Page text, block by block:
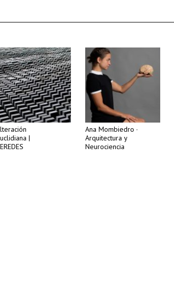
|
Ana Mombiedro ·
Arquitectura y
Neurociencia